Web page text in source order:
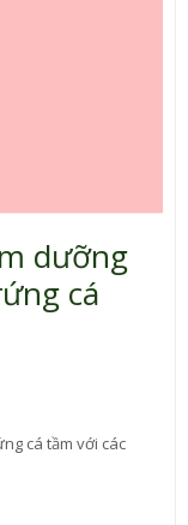
dưỡng
cá
cá tầm với các